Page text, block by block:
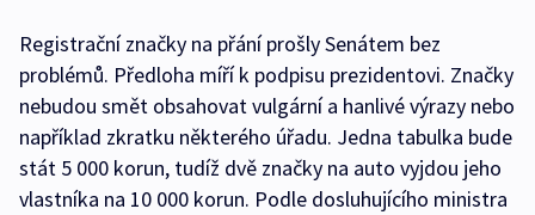
Registrační značky na přání prošly Senátem bez
problémů. Předloha míří k podpisu prezidentovi. Značky
nebudou smět obsahovat vulgární a hanlivé výrazy nebo
například zkratku některého úřadu. Jedna tabulka bude
stát 5 000 korun, tudíž dvě značky na auto vyjdou jeho
vlastníka na 10 000 korun. Podle dosluhujícího ministra